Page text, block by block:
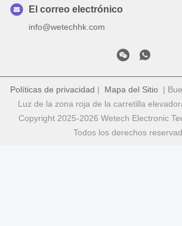
El correo electrónico
info@wetechhk.com
Políticas de privacidad | Mapa del Sitio|
Luz de la zona roja de la carretilla
Copyright 2025-2026 Wetech Electronic
Todos los derechos